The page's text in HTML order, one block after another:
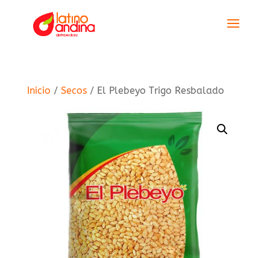
Inicio / Secos/ El Plebeyo Trigo Resbalado